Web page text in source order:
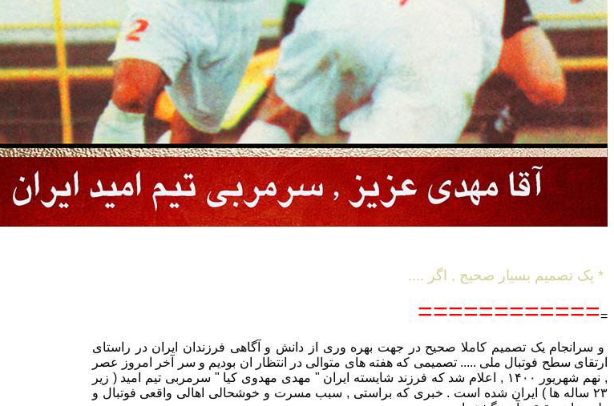
* یک تصمیم بسیار صحیح , اگر ....
=
============
و سرانجام یک تصمیم کاملا صحیح در جهت بهره وری از دانش و آگاهی فرزندان ایران در راستای
ارتقای سطح فوتبال ملی ..... تصمیمی که هفته های متوالی در انتظار ان بودیم و سر آخر امروز عصر
, نهم شهریور ۱۴۰۰ , اعلام شد که فرزند شایسته ایران " مهدی مهدوی کیا " سرمربی تیم امید ( زیر
۲۳ ساله ها ) ایران شده است . خبری که براستی , سبب مسرت و خوشحالی اهالی واقعی فوتبال و